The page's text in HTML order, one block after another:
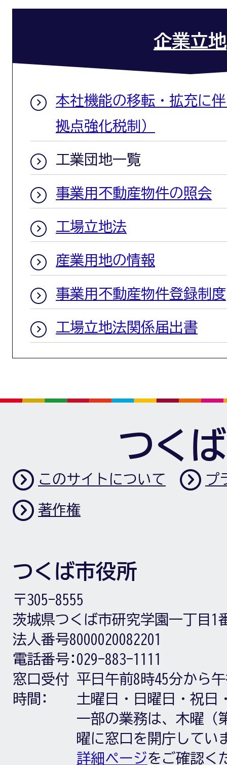
企業立地
本社機能の移転・拡充に
拠点強化税制）
工業団地一覧
事業用不動産物件の照会
工場立地法
産業用地の情報
事業用不動産物件登録制度
工場立地法関係届出書
つく
このサイトについて プ
著作権
つくば市役所
〒305-8555
茨城県つくば市研究学園一丁目1
法人番号8000020082201
電話番号: 029-883-1111
窓口受付
時間:
平日午前8時45分から
土曜日・日曜日・祝日
一部の業務は、木曜（
曜に窓口を開庁してい
詳細ページをご確認く